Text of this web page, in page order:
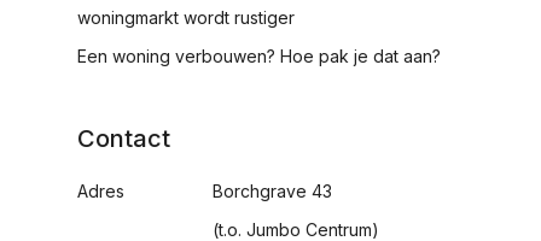
woningmarkt wordt rustiger
Een woning verbouwen? Hoe pak je dat aan?
Contact
Adres
Borchgrave 43
(t.o. Jumbo Centrum)